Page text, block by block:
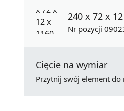
240 x 72 x
Nr pozycji
Cięcie na wymiar
Przytnij swój element